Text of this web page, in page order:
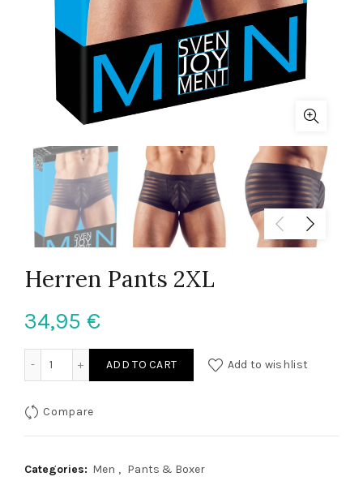
Herren Pants 2XL
34,95 €
ADD TO CART Add to wishlist
Compare
Categories: Men , Pants & Boxer